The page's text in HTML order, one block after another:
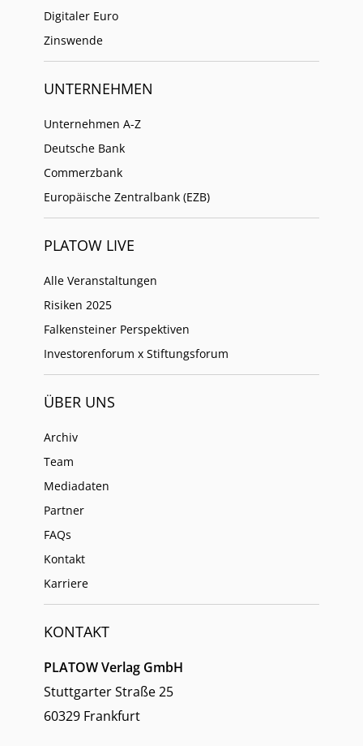
Digitaler Euro
Zinswende
UNTERNEHMEN
Unternehmen A-Z
Deutsche Bank
Commerzbank
Europäische Zentralbank (EZB)
PLATOW LIVE
Alle Veranstaltungen
Risiken 2025
Falkensteiner Perspektiven
Investorenforum x Stiftungsforum
ÜBER UNS
Archiv
Team
Mediadaten
Partner
FAQs
Kontakt
Karriere
KONTAKT
PLATOW Verlag GmbH
Stuttgarter Straße 25
60329 Frankfurt